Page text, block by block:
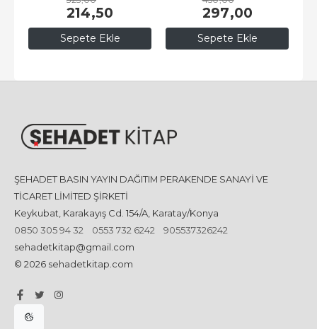
Sepete Ekle
214,50
Sepete Ekle
297,00
ŞEHADET BASIN YAYIN DAĞITIM PERAKENDE SANAYİ VE
TİCARET LİMİTED ŞİRKETİ
Keykubat, Karakayış Cd. 154/A, Karatay/Konya
0850 305 94 32
0553 732 6242
905537326242
sehadetkitap@gmail.com
© 2026 sehadetkitap.com